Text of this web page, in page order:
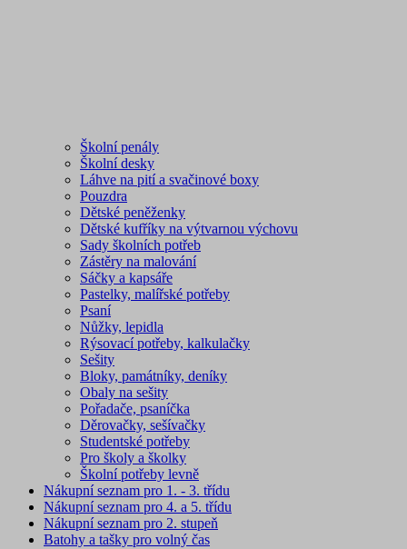
Školní penály
Školní desky
Láhve na pití a svačinové boxy
Pouzdra
Dětské peněženky
Dětské kufříky na výtvarnou výchovu
Sady školních potřeb
Zástěry na malování
Sáčky a kapsáře
Pastelky, malířské potřeby
Psaní
Nůžky, lepidla
Rýsovací potřeby, kalkulačky
Sešity
Bloky, památníky, deníky
Obaly na sešity
Pořadače, psaníčka
Děrovačky, sešívačky
Studentské potřeby
Pro školy a školky
Školní potřeby levně
Nákupní seznam pro 1. - 3. třídu
Nákupní seznam pro 4. a 5. třídu
Nákupní seznam pro 2. stupeň
Batohy a tašky pro volný čas